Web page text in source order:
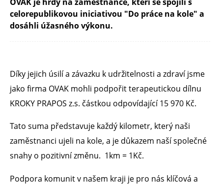
celorepublikovou iniciativou "Do práce na kole" a
dosáhli úžasného výkonu.
Díky jejich úsilí a závazku k udržitelnosti a zdraví jsme
jako firma OVAK mohli podpořit terapeutickou dílnu
KROKY PRAPOS z.s. částkou odpovídající 15 970 Kč.
Tato suma představuje každý kilometr, který naši
zaměstnanci ujeli na kole, a je důkazem naší společné
snahy o pozitivní změnu. 1km = 1Kč.
Podpora komunit v našem kraji je pro nás klíčová a